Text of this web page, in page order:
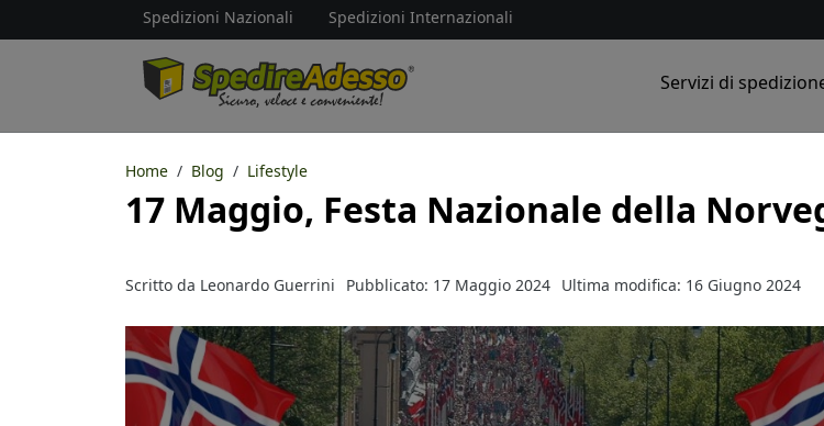
Spedizioni Nazionali Spedizioni Internazionali
Servizi di
Home Blog Lifestyle
17 Maggio, Festa Nazionale della
Scritto da Leonardo Guerrini Pubblicato: 17 Maggio 2024 Ultima modifica: 16 Giugno 2024